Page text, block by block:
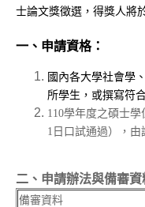
士論文獎徵選，得獎人將
一、申請資格：
國內各大學社會學
所學生，或撰寫符
110學年度之碩士學
1 日口試通過），由
二、申請辦法與備審資
備審資料